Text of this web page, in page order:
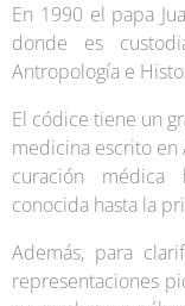
En 1990 el papa
donde es
Antropología e
El códice tiene un
medicina escrito en
curación médica
conocida hasta la
Además, para
representaciones